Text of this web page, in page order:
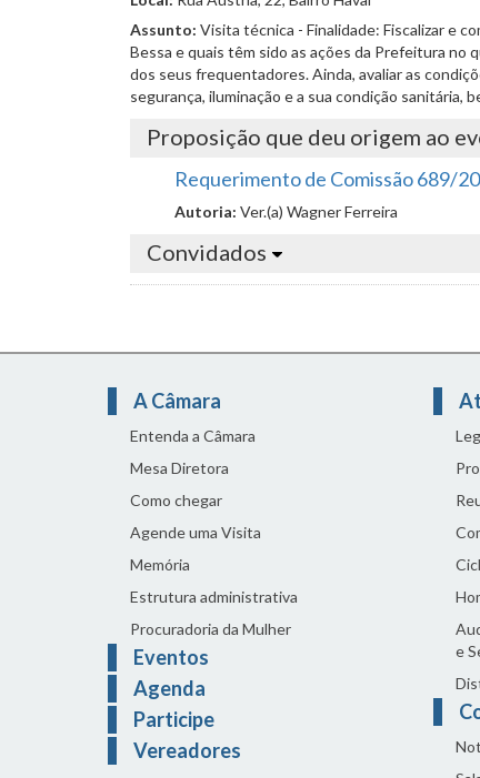
Assunto: Visita técnica - Finalidade: Fiscalizar e
Bessa e quais têm sido as ações da Prefeitura no
dos seus frequentadores. Ainda, avaliar as
segurança, iluminação e a sua condição
Proposição que deu origem ao
Requerimento de Comissão 689/
Autoria: Ver.(a) Wagner Ferreira
Convidados
A Câmara
Entenda a Câmara
Mesa Diretora
Como chegar
Agende uma Visita
Memória
Estrutura administrativa
Procuradoria da Mulher
Eventos
Agenda
Participe
Vereadores
e